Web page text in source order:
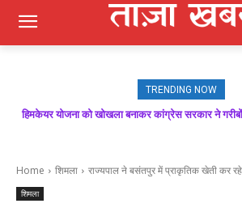
TRENDING NOW
मजबूत बूथ ही भाजपा की जीत की गारंटी, आगामी विधानसभा
Home शिमला राज्यपाल ने बसंतपुर में प्राकृतिक खेती कर
शिमला